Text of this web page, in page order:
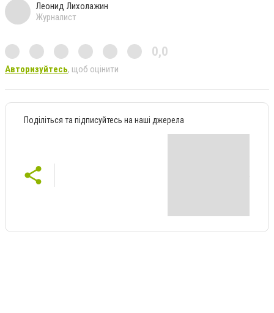
Леонид Лихолажин
Журналист
0,0
Авторизуйтесь, щоб оцінити
Поділіться та підписуйтесь на наші джерела